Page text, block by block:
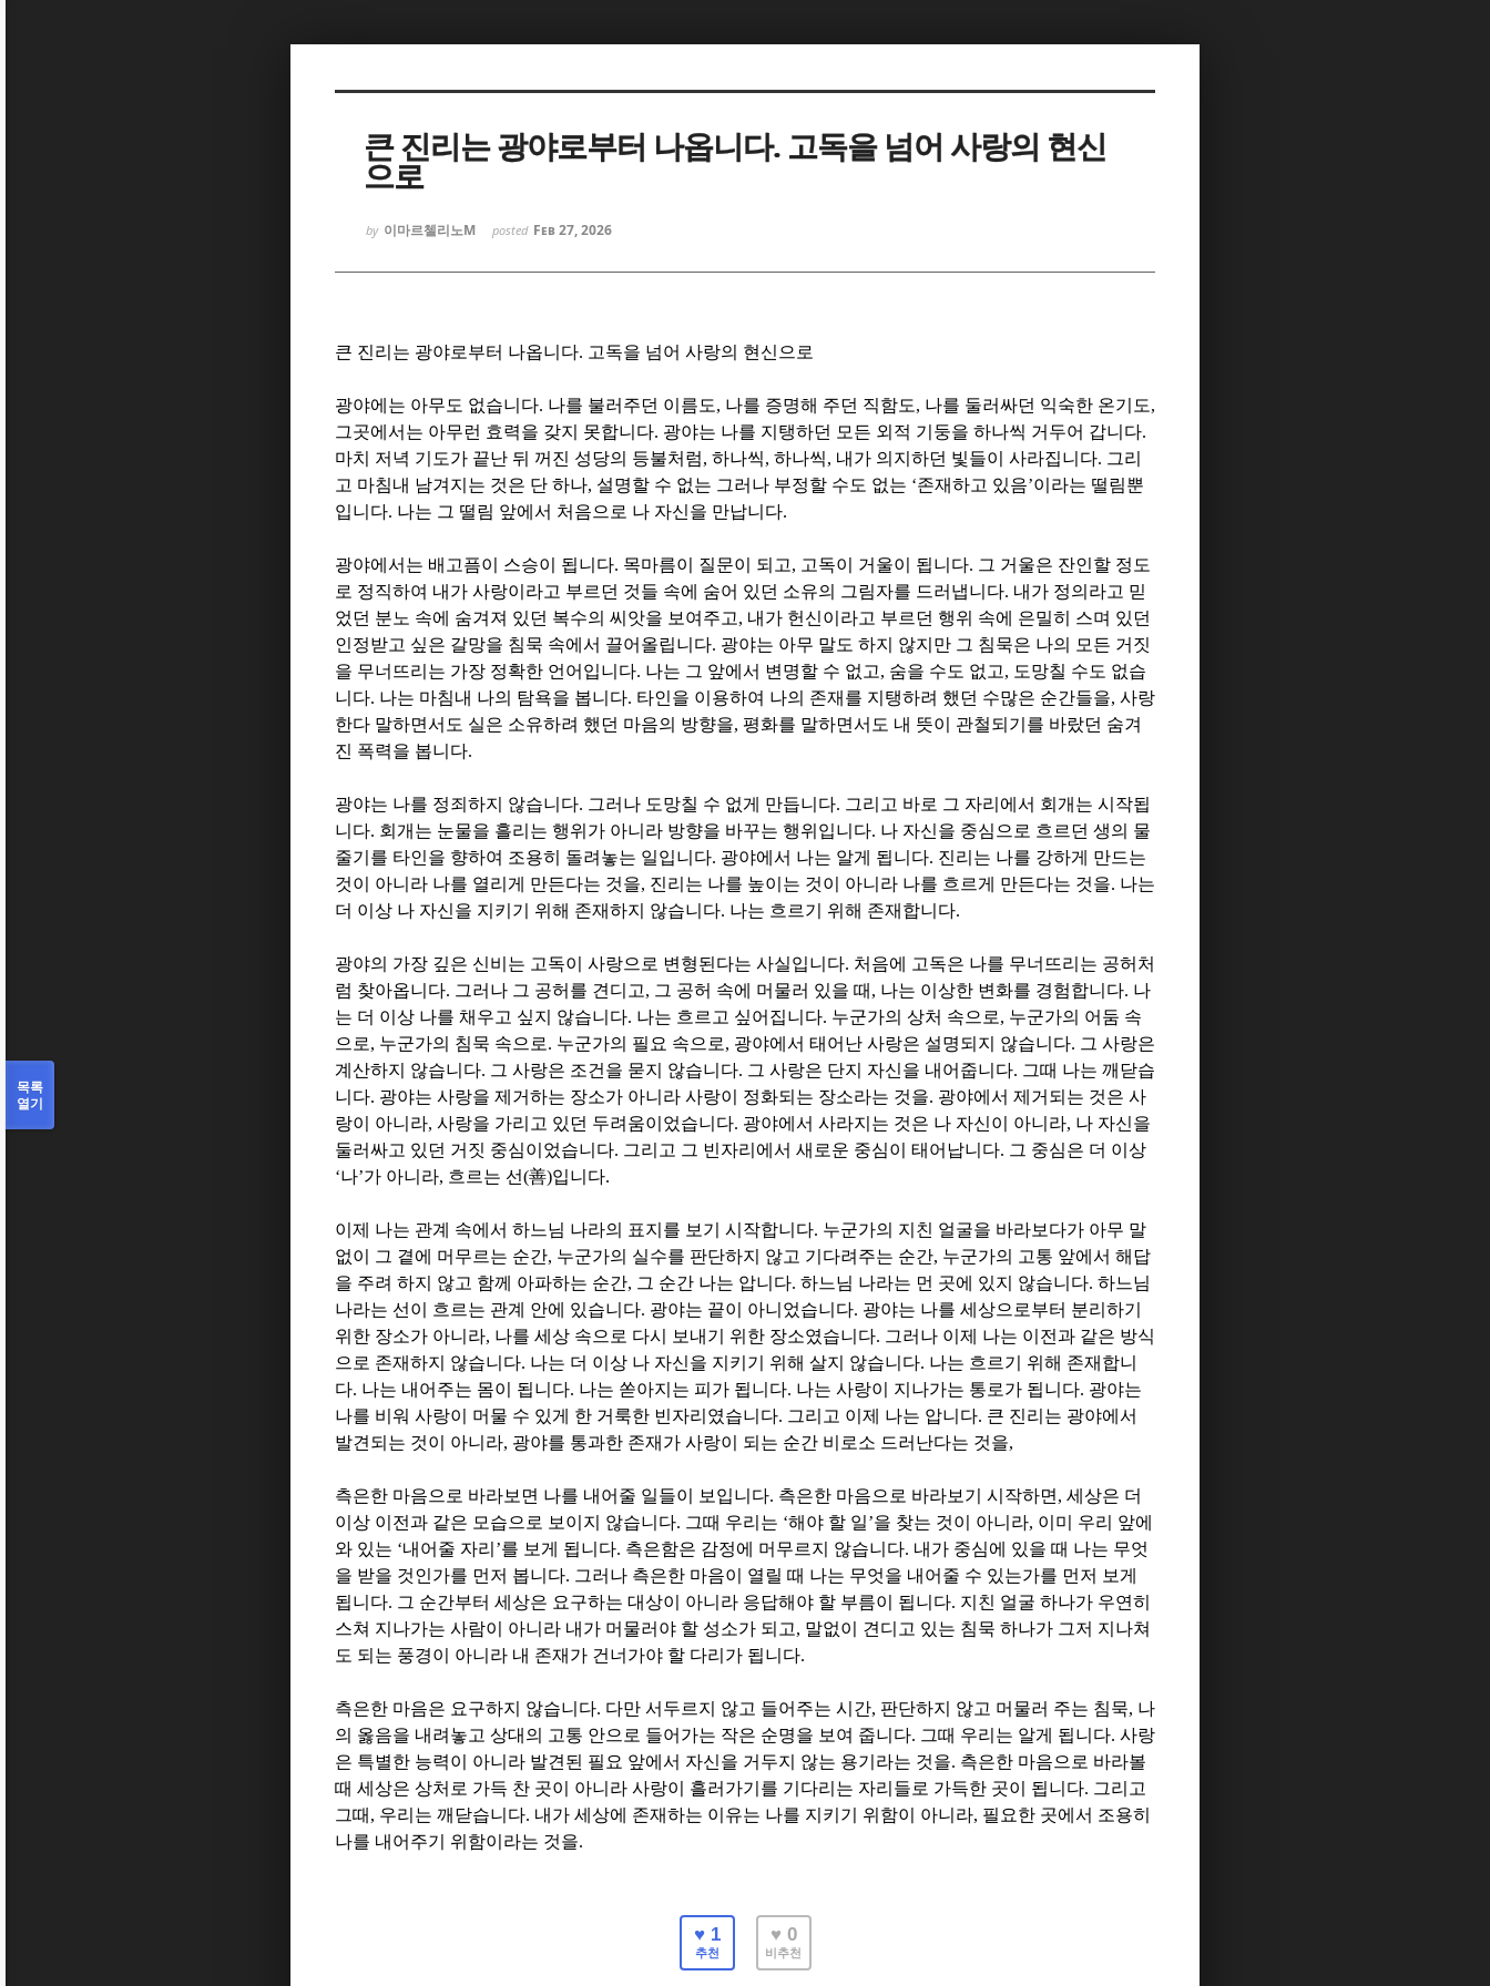
큰 진리는 광야로부터 나옵니다. 고독을 넘어 사랑의 현신
으로
by 이마르첼리노M posted Feb 27, 2026
큰 진리는 광야로부터 나옵니다. 고독을 넘어 사랑의 현신으로
광야에는 아무도 없습니다. 나를 불러주던 이름도, 나를 증명해 주던 직함도, 나를 둘러싸던 익숙한 온기도,
그곳에서는 아무런 효력을 갖지 못합니다. 광야는 나를 지탱하던 모든 외적 기둥을 하나씩 거두어 갑니다.
마치 저녁 기도가 끝난 뒤 꺼진 성당의 등불처럼, 하나씩, 하나씩, 내가 의지하던 빛들이 사라집니다. 그리
고 마침내 남겨지는 것은 단 하나, 설명할 수 없는 그러나 부정할 수도 없는 ‘존재하고 있음’이라는 떨림뿐
입니다. 나는 그 떨림 앞에서 처음으로 나 자신을 만납니다.
광야에서는 배고픔이 스승이 됩니다. 목마름이 질문이 되고, 고독이 거울이 됩니다. 그 거울은 잔인할 정도
로 정직하여 내가 사랑이라고 부르던 것들 속에 숨어 있던 소유의 그림자를 드러냅니다. 내가 정의라고 믿
었던 분노 속에 숨겨져 있던 복수의 씨앗을 보여주고, 내가 헌신이라고 부르던 행위 속에 은밀히 스며 있던
인정받고 싶은 갈망을 침묵 속에서 끌어올립니다. 광야는 아무 말도 하지 않지만 그 침묵은 나의 모든 거짓
을 무너뜨리는 가장 정확한 언어입니다. 나는 그 앞에서 변명할 수 없고, 숨을 수도 없고, 도망칠 수도 없습
니다. 나는 마침내 나의 탐욕을 봅니다. 타인을 이용하여 나의 존재를 지탱하려 했던 수많은 순간들을, 사랑
한다 말하면서도 실은 소유하려 했던 마음의 방향을, 평화를 말하면서도 내 뜻이 관철되기를 바랐던 숨겨
진 폭력을 봅니다.
광야는 나를 정죄하지 않습니다. 그러나 도망칠 수 없게 만듭니다. 그리고 바로 그 자리에서 회개는 시작됩
니다. 회개는 눈물을 흘리는 행위가 아니라 방향을 바꾸는 행위입니다. 나 자신을 중심으로 흐르던 생의 물
줄기를 타인을 향하여 조용히 돌려놓는 일입니다. 광야에서 나는 알게 됩니다. 진리는 나를 강하게 만드는
것이 아니라 나를 열리게 만든다는 것을, 진리는 나를 높이는 것이 아니라 나를 흐르게 만든다는 것을. 나는
더 이상 나 자신을 지키기 위해 존재하지 않습니다. 나는 흐르기 위해 존재합니다.
광야의 가장 깊은 신비는 고독이 사랑으로 변형된다는 사실입니다. 처음에 고독은 나를 무너뜨리는 공허처
럼 찾아옵니다. 그러나 그 공허를 견디고, 그 공허 속에 머물러 있을 때 , 나는 이상한 변화를 경험합니다. 나
는 더 이상 나를 채우고 싶지 않습니다. 나는 흐르고 싶어집니다. 누군가의 상처 속으로, 누군가의 어둠 속
으로, 누군가의 침묵 속으로. 누군가의 필요 속으로, 광야에서 태어난 사랑은 설명되지 않습니다. 그 사랑은
계산하지 않습니다. 그 사랑은 조건을 묻지 않습니다. 그 사랑은 단지 자신을 내어줍니다. 그때 나는 깨닫습
니다. 광야는 사랑을 제거하는 장소가 아니라 사랑이 정화되는 장소라는 것을. 광야에서 제거되는 것은 사
랑이 아니라, 사랑을 가리고 있던 두려움이었습니다. 광야에서 사라지는 것은 나 자신이 아니라, 나 자신을
둘러싸고 있던 거짓 중심이었습니다. 그리고 그 빈자리에서 새로운 중심이 태어납니다. 그 중심은 더 이상
‘나’가 아니라, 흐르는 선(善)입니다.
이제 나는 관계 속에서 하느님 나라의 표지를 보기 시작합니다. 누군가의 지친 얼굴을 바라보다가 아무 말
없이 그 곁에 머무르는 순간, 누군가의 실수를 판단하지 않고 기다려주는 순간, 누군가의 고통 앞에서 해답
을 주려 하지 않고 함께 아파하는 순간, 그 순간 나는 압니다. 하느님 나라는 먼 곳에 있지 않습니다. 하느님
나라는 선이 흐르는 관계 안에 있습니다. 광야는 끝이 아니었습니다. 광야는 나를 세상으로부터 분리하기
위한 장소가 아니라, 나를 세상 속으로 다시 보내기 위한 장소였습니다. 그러나 이제 나는 이전과 같은 방식
으로 존재하지 않습니다. 나는 더 이상 나 자신을 지키기 위해 살지 않습니다. 나는 흐르기 위해 존재합니
다. 나는 내어주는 몸이 됩니다. 나는 쏟아지는 피가 됩니다. 나는 사랑이 지나가는 통로가 됩니다. 광야는
나를 비워 사랑이 머물 수 있게 한 거룩한 빈자리였습니다. 그리고 이제 나는 압니다. 큰 진리는 광야에서
발견되는 것이 아니라, 광야를 통과한 존재가 사랑이 되는 순간 비로소 드러난다는 것을,
측은한 마음으로 바라보면 나를 내어줄 일들이 보입니다. 측은한 마음으로 바라보기 시작하면 , 세상은 더
이상 이전과 같은 모습으로 보이지 않습니다. 그때 우리는 ‘해야 할 일’을 찾는 것이 아니라, 이미 우리 앞에
와 있는 ‘내어줄 자리 ’를 보게 됩니다. 측은함은 감정에 머무르지 않습니다. 내가 중심에 있을 때 나는 무엇
을 받을 것인가를 먼저 봅니다. 그러나 측은한 마음이 열릴 때 나는 무엇을 내어줄 수 있는가를 먼저 보게
됩니다. 그 순간부터 세상은 요구하는 대상이 아니라 응답해야 할 부름이 됩니다. 지친 얼굴 하나가 우연히
스쳐 지나가는 사람이 아니라 내가 머물러야 할 성소가 되고, 말없이 견디고 있는 침묵 하나가 그저 지나쳐
도 되는 풍경이 아니라 내 존재가 건너가야 할 다리가 됩니다.
측은한 마음은 요구하지 않습니다. 다만 서두르지 않고 들어주는 시간, 판단하지 않고 머물러 주는 침묵, 나
의 옳음을 내려놓고 상대의 고통 안으로 들어가는 작은 순명을 보여 줍니다. 그때 우리는 알게 됩니다. 사랑
은 특별한 능력이 아니라 발견된 필요 앞에서 자신을 거두지 않는 용기라는 것을. 측은한 마음으로 바라볼
때 세상은 상처로 가득 찬 곳이 아니라 사랑이 흘러가기를 기다리는 자리들로 가득한 곳이 됩니다. 그리고
그때 , 우리는 깨닫습니다. 내가 세상에 존재하는 이유는 나를 지키기 위함이 아니라, 필요한 곳에서 조용히
나를 내어주기 위함이라는 것을.
♥ 1
추천
♥ 0
비추천
목록
열기
Sketchbook5, 스케치북5
Sketchbook5, 스케치북5
Sketchbook5, 스케치북5
Sketchbook5, 스케치북5